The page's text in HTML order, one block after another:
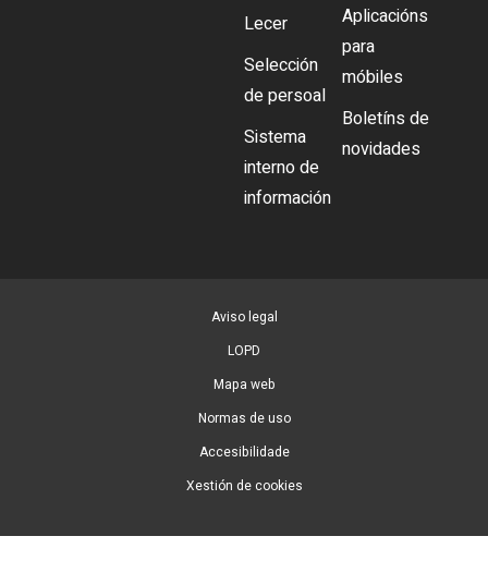
Lecer
Selección
de persoal
Sistema
interno de
información
Aplicacións
para
móbiles
Boletíns de
novidades
Aviso legal
LOPD
Mapa web
Normas de uso
Accesibilidade
Xestión de cookies